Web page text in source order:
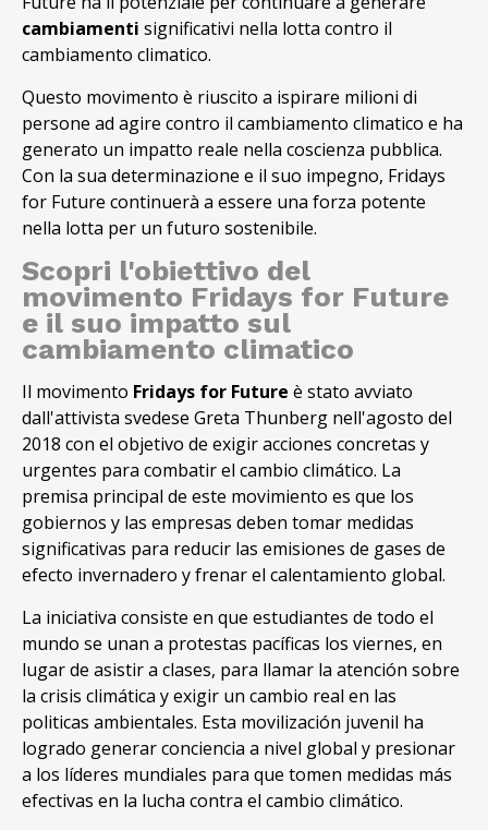
cambiamenti significativi nella lotta contro il
cambiamento climatico.
Questo movimento è riuscito a ispirare milioni di
persone ad agire contro il cambiamento climatico e ha
generato un impatto reale nella coscienza pubblica.
Con la sua determinazione e il suo impegno, Fridays
for Future continuerà a essere una forza potente
nella lotta per un futuro sostenibile.
Scopri l'obiettivo del
movimento Fridays for Future
e il suo impatto sul
cambiamento climatico
Il movimento Fridays for Future è stato avviato
dall'attivista svedese Greta Thunberg nell'agosto del
2018 con el objetivo de exigir acciones concretas y
urgentes para combatir el cambio climático. La
premisa principal de este movimiento es que los
gobiernos y las empresas deben tomar medidas
significativas para reducir las emisiones de gases de
efecto invernadero y frenar el calentamiento global.
La iniciativa consiste en que estudiantes de todo el
mundo se unan a protestas pacíficas los viernes, en
lugar de asistir a clases, para llamar la atención sobre
la crisis climática y exigir un cambio real en las
politicas ambientales. Esta movilización juvenil ha
logrado generar conciencia a nivel global y presionar
a los líderes mundiales para que tomen medidas más
efectivas en la lucha contra el cambio climático.